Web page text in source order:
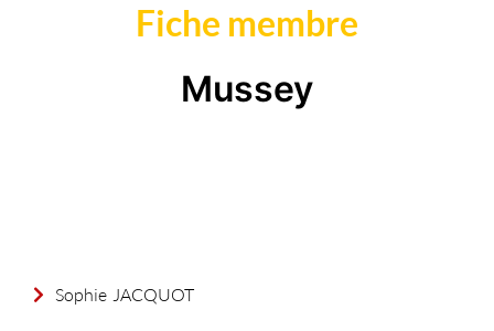
Fiche membre
Mussey
Sophie JACQUOT